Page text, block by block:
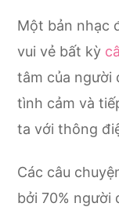
Một bản nhạc
vui vẻ bất kỳ
tâm của người
tình cảm và
ta với thông
Các câu
bởi 70% người